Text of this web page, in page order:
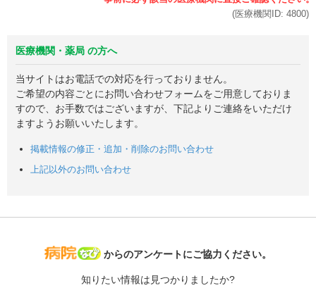
(医療機関ID: 4800)
医療機関・薬局 の方へ
当サイトはお電話での対応を行っておりません。
ご希望の内容ごとにお問い合わせフォームをご用意しておりま
すので、お手数ではございますが、下記よりご連絡をいただけ
ますようお願いいたします。
掲載情報の修正・追加・削除のお問い合わせ
上記以外のお問い合わせ
病院なび
からのアンケートにご協力ください。
知りたい情報は見つかりましたか?